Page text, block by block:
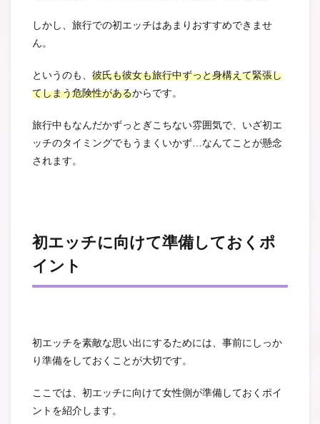
しかし、旅行での初エッチはあまりおすすめできませ
ん。
というのも、 彼氏も彼女も旅行中ずっと身構えて緊張し
てしまう危険性があるからです。
旅行中もなんだかずっとぎこちない雰囲気で、いざ初エ
ッチのタイミングでもうまくいかず…なんてことが懸念
されます。
初エッチに向けて準備しておくポ
イント
初エッチを素敵な思い出にするためには、事前にしっか
り準備をしておくことが大切です。
ここでは、初エッチに向けて女性側が準備しておくポイ
ントを紹介します。